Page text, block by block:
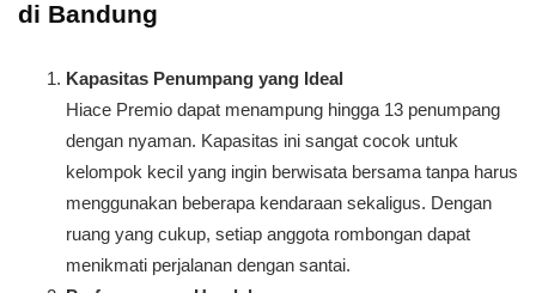
di Bandung
Kapasitas Penumpang yang Ideal
Hiace Premio dapat menampung hingga 13 penumpang
dengan nyaman. Kapasitas ini sangat cocok untuk
kelompok kecil yang ingin berwisata bersama tanpa harus
menggunakan beberapa kendaraan sekaligus. Dengan
ruang yang cukup, setiap anggota rombongan dapat
menikmati perjalanan dengan santai.